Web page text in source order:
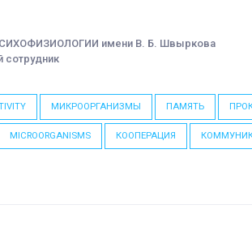
имени В. Б. Швыркова
сотрудник
МИКРООРГАНИЗМЫ ПАМЯТЬ
MICROORGANISMS КООПЕРАЦИЯ